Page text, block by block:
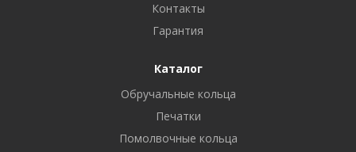
Контакты
Гарантия
Каталог
Обручальные кольца
Печатки
Помолвочные кольца